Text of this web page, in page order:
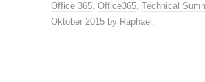
Office 365, Office365, Technical
Oktober 2015 by Raphael .